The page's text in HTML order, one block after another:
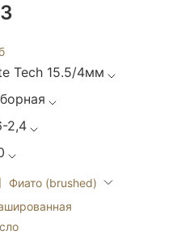
Tech 15.5/4мм
2,4
Фиато (brushed)